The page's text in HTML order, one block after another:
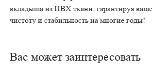
вкладыша из ПВХ ткани, гарантируя
чистоту и стабильность на многие годы!
Вас может заинтересовать